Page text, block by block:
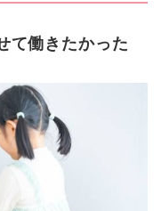
て働きたかった